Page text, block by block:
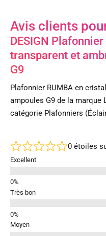
Avis clients
DESIGN
transparent et
G9
Plafonnier RUMBA en
ampoules G9 de la marque
catégorie Plafonniers
0 étoiles
Excellent
Très bon
Moyen